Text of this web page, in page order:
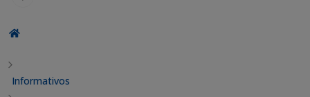
Informativos